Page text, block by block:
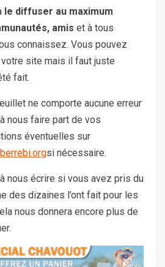
le diffuser au maximum
amis et à tous
connaissez. Vous pouvez
site mais il faut juste
fait.
ne comporte aucune erreur
nous faire part de vos
éventuelles sur
si nécessaire.
nous écrire si vous avez pris du
des dizaines l’ont fait pour les
nous donnera encore plus de